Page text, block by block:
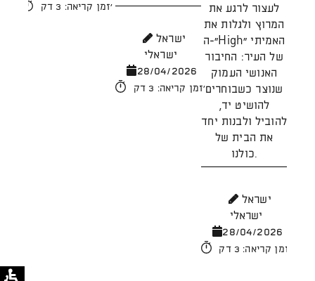
לעצור לרגע את
המרוץ ולגלות את
ה-"High" האמיתי
של העיר: החיבור
האנושי העמוק
שנוצר כשבוחרים
להושיט יד,
להוביל ולבנות יחד
את הבית של
כולנו.
ישראל
ישראלי
28/04/2026
ישראל
ישראלי
28/04/2026
זמן קריאה: 3 דק'
זמן קריאה: 3 דק'